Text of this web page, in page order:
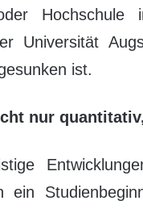
Hochschule
Universität
ist.
nur
ein